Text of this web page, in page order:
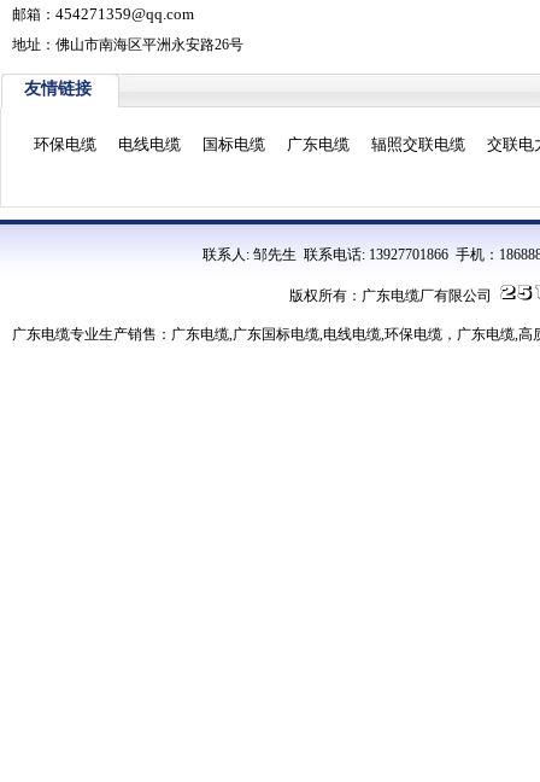
邮箱： 454271359@qq.com
地址：佛山市南海区平洲永安路26号
友情链接
环保电缆 电线电缆 国标电缆 广东电缆 辐照交联电缆 交联电
联系人: 邹先生 联系电话: 13927701866 手机：
版权所有：广东电缆厂有限公司
广东电缆专业生产销售：广东电缆,广东国标电缆,电线电缆,环保电缆，广东电缆,高